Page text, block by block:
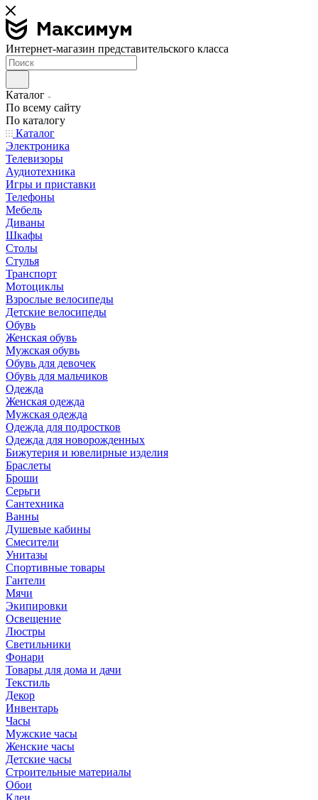
Интернет-магазин представительского класса
Каталог
По всему сайту
По каталогу
Каталог
Электроника
Телевизоры
Аудиотехника
Игры и приставки
Телефоны
Мебель
Диваны
Шкафы
Столы
Стулья
Транспорт
Мотоциклы
Взрослые велосипеды
Детские велосипеды
Обувь
Женская обувь
Мужская обувь
Обувь для девочек
Обувь для мальчиков
Одежда
Женская одежда
Мужская одежда
Одежда для подростков
Одежда для новорожденных
Бижутерия и ювелирные изделия
Браслеты
Броши
Серьги
Сантехника
Ванны
Душевые кабины
Смесители
Унитазы
Спортивные товары
Гантели
Мячи
Экипировки
Освещение
Люстры
Светильники
Фонари
Товары для дома и дачи
Текстиль
Декор
Инвентарь
Часы
Мужские часы
Женские часы
Детские часы
Строительные материалы
Обои
Клеи